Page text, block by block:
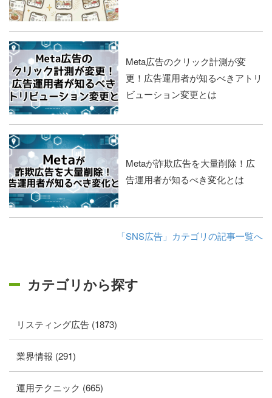
Meta広告のクリック計測が変
更！広告運用者が知るべきアトリ
ビューション変更とは
Metaが詐欺広告を大量削除！広
告運用者が知るべき変化とは
「SNS広告」カテゴリの記事一覧へ
カテゴリから探す
リスティング広告 (1873)
業界情報 (291)
運用テクニック (665)